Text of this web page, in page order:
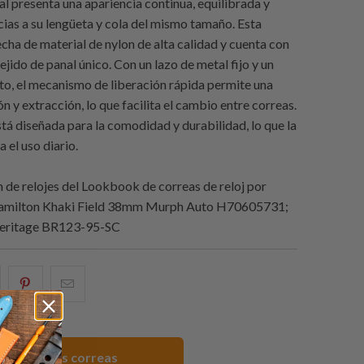
a su lengüeta y cola del mismo tamaño. Esta
de material de nylon de alta calidad y cuenta con
de panal único. Con un lazo de metal fijo y un
el mecanismo de liberación rápida permite una
y extracción, lo que facilita el cambio entre correas.
diseñada para la comodidad y durabilidad, lo que la
el uso diario.
de relojes del Lookbook de correas de reloj por
Khaki Field 38mm Murph Auto H70605731;
BR123-95-SC
Compartir
esto
en
Pinterest
todas las correas